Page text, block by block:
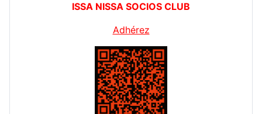
ISSA NISSA SOCIOS CLUB
Adhérez